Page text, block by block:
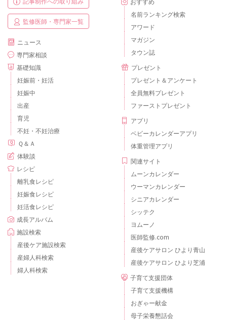
監修医師・専門家一覧
ニュース
専門家相談
基礎知識
妊娠前・妊活
妊娠中
出産
育児
不妊・不妊治療
Ｑ＆Ａ
体験談
レシピ
離乳食レシピ
妊娠食レシピ
妊活食レシピ
成長アルバム
施設検索
産後ケア施設検索
産婦人科検索
婦人科検索
名前ランキング検索
アワード
マガジン
タウン誌
プレゼント
プレゼント＆アンケート
全員無料プレゼント
ファーストプレゼント
アプリ
ベビーカレンダーアプリ
体重管理アプリ
関連サイト
ムーンカレンダー
ウーマンカレンダー
シニアカレンダー
シッテク
ヨムーノ
医師監修.com
産後ケアサロン ひより青山
産後ケアサロン ひより芝浦
子育て支援団体
子育て支援機構
おぎゃー献金
母子栄養懇話会